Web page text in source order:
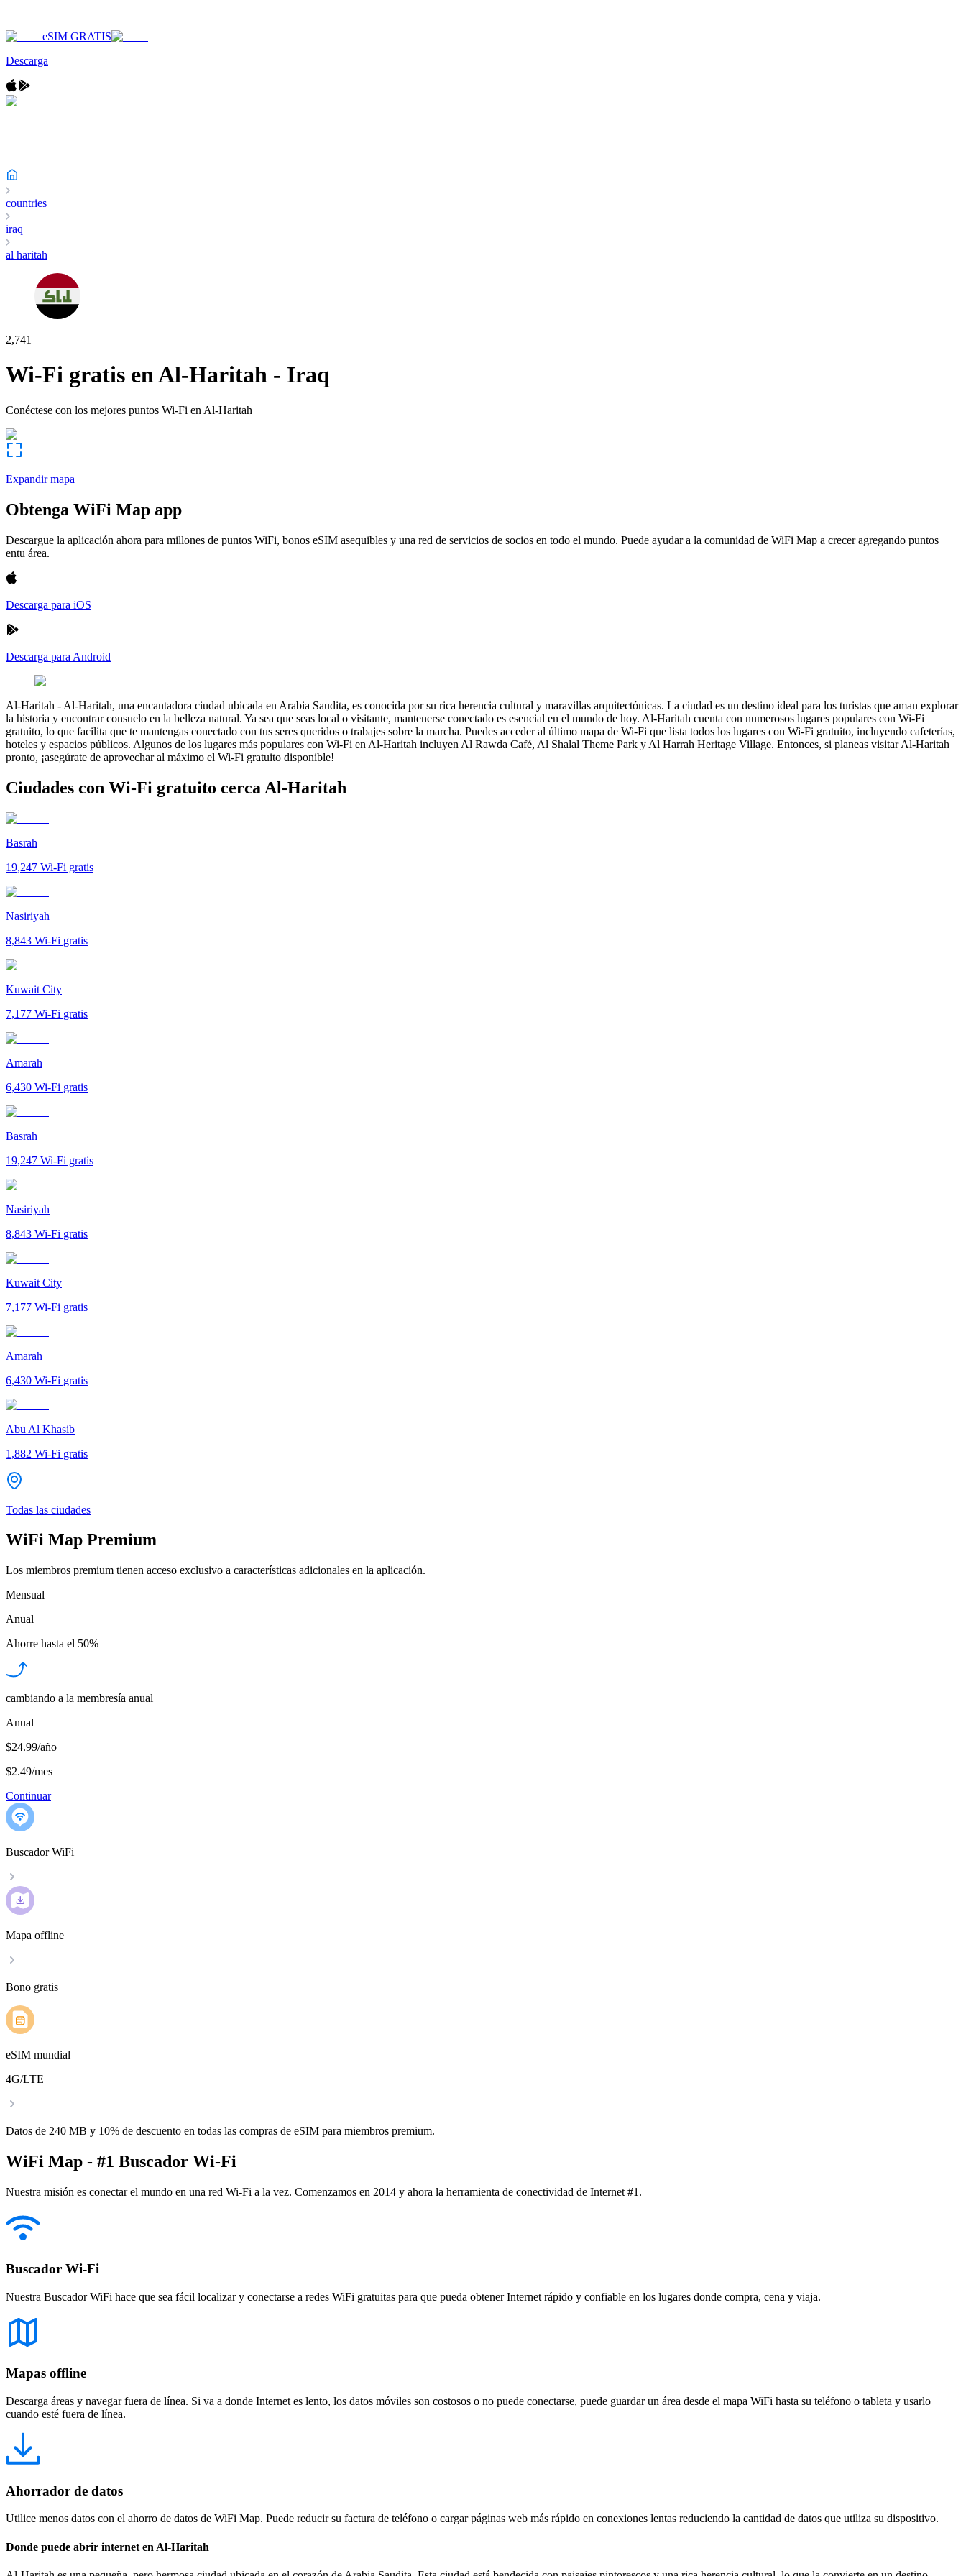
eSIM GRATIS
Descarga
countries
iraq
al haritah
2,741
Wi-Fi gratis enAl-Haritah - Iraq
Conéctese con los mejores puntos Wi-Fi en Al-Haritah
Expandir mapa
Obtenga WiFi Map app
Descargue la aplicación ahora para millones de puntos WiFi, bonos eSIM asequibles y una red de servicios de socios en todo el mundo. Puede ayudar a la comunidad de WiFi Map a crecer agregando puntos
entu área.
Descarga para iOS
Descarga para Android
Al-Haritah - Al-Haritah, una encantadora ciudad ubicada en Arabia Saudita, es conocida por su rica herencia cultural y maravillas arquitectónicas. La ciudad es un destino ideal para los turistas que aman explorar
la historia y encontrar consuelo en la belleza natural. Ya sea que seas local o visitante, mantenerse conectado es esencial en el mundo de hoy. Al-Haritah cuenta con numerosos lugares populares con Wi-Fi
gratuito, lo que facilita que te mantengas conectado con tus seres queridos o trabajes sobre la marcha. Puedes acceder al último mapa de Wi-Fi que lista todos los lugares con Wi-Fi gratuito, incluyendo cafeterías,
hoteles y espacios públicos. Algunos de los lugares más populares con Wi-Fi en Al-Haritah incluyen Al Rawda Café, Al Shalal Theme Park y Al Harrah Heritage Village. Entonces, si planeas visitar Al-Haritah
pronto, ¡asegúrate de aprovechar al máximo el Wi-Fi gratuito disponible!
Ciudades con Wi-Fi gratuito cerca Al-Haritah
Basrah
19,247 Wi-Fi gratis
Nasiriyah
8,843 Wi-Fi gratis
Kuwait City
7,177 Wi-Fi gratis
Amarah
6,430 Wi-Fi gratis
Basrah
19,247 Wi-Fi gratis
Nasiriyah
8,843 Wi-Fi gratis
Kuwait City
7,177 Wi-Fi gratis
Amarah
6,430 Wi-Fi gratis
Abu Al Khasib
1,882 Wi-Fi gratis
Todas las ciudades
WiFi Map Premium
Los miembros premium tienen acceso exclusivo a características adicionales en la aplicación.
Mensual
Anual
Ahorre hasta el 50%
cambiando a la membresía anual
Anual
$24.99/año
$2.49/mes
Continuar
Buscador WiFi
Mapa offline
Bono gratis
eSIM mundial
4G/LTE
Datos de 240 MB y 10% de descuento en todas las compras de eSIM para miembros premium.
WiFi Map - #1 Buscador Wi-Fi
Nuestra misión es conectar el mundo en una red Wi-Fi a la vez. Comenzamos en 2014 y ahora la herramienta de conectividad de Internet #1.
Buscador Wi-Fi
Nuestra Buscador WiFi hace que sea fácil localizar y conectarse a redes WiFi gratuitas para que pueda obtener Internet rápido y confiable en los lugares donde compra, cena y viaja.
Mapas offline
Descarga áreas y navegar fuera de línea. Si va a donde Internet es lento, los datos móviles son costosos o no puede conectarse, puede guardar un área desde el mapa WiFi hasta su teléfono o tableta y usarlo
cuando esté fuera de línea.
Ahorrador de datos
Utilice menos datos con el ahorro de datos de WiFi Map. Puede reducir su factura de teléfono o cargar páginas web más rápido en conexiones lentas reduciendo la cantidad de datos que utiliza su dispositivo.
Donde puede abrir internet en Al-Haritah